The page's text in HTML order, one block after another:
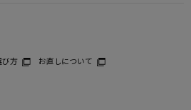
方 お直しについて